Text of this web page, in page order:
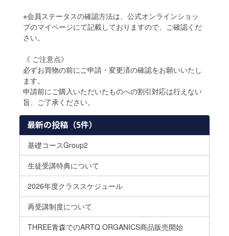
※会員ステータスの確認方法は、公式オンラインショッ
プのマイページにて記載しておりますので、ご確認くだ
さい。
《 ご注意点》
必ずお買物の前にご申請・変更済の確認をお願いいたし
ます。
申請前にご購入いただいたものへの割引対応は行えない
旨、ご了承ください。
最新の投稿（5件）
基礎コースGroup2
生徒受講特典について
2026年度クラススケジュール
再受講制度について
THREE青森でのARTQ ORGANICS商品販売開始